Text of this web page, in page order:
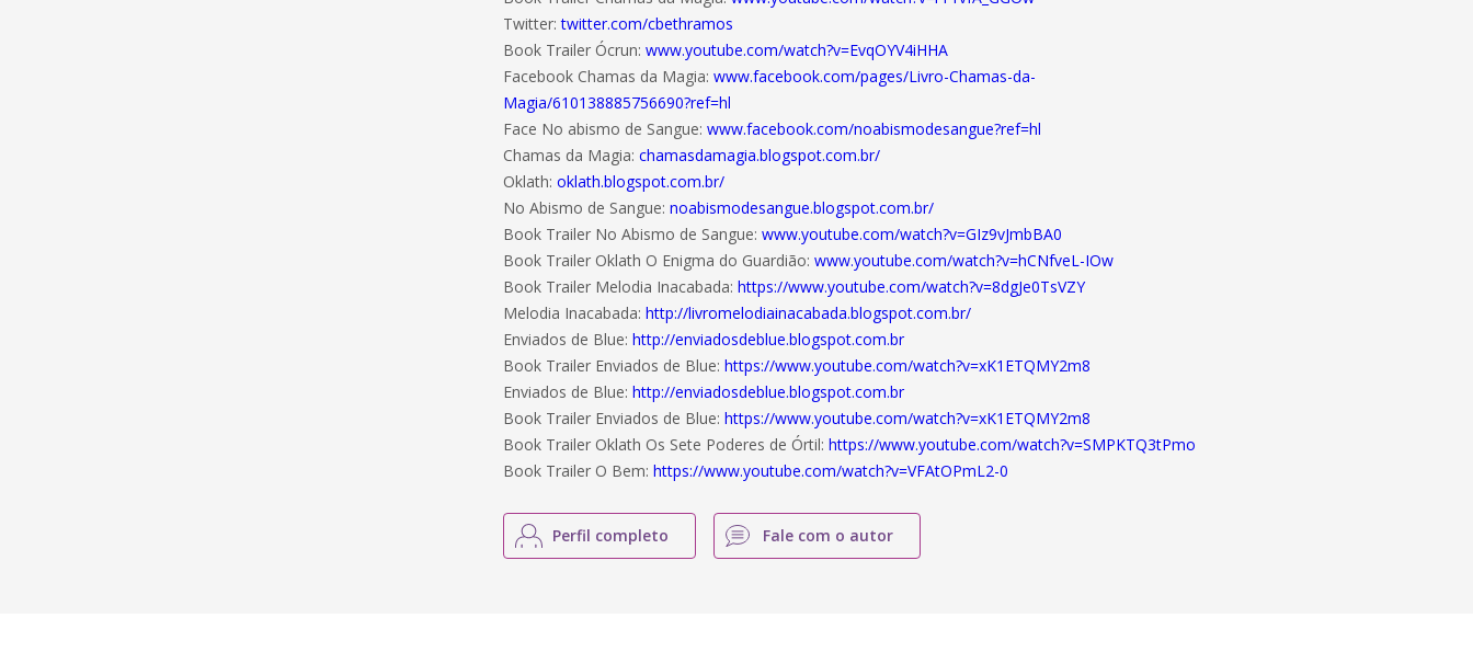
Twitter:twitter.com/cbethramos
Book Trailer Ócrun:www.youtube.com/watch?v=EvqOYV4iHHA
Facebook Chamas da Magia:www.facebook.com/pages/Livro-Chamas-da-
Magia/610138885756690?ref=hl
Face No abismo de Sangue:www.facebook.com/noabismodesangue?ref=hl
Chamas da Magia:chamasdamagia.blogspot.com.br/
Oklath:oklath.blogspot.com.br/
No Abismo de Sangue:noabismodesangue.blogspot.com.br/
Book Trailer No Abismo de Sangue:www.youtube.com/watch?v=GIz9vJmbBA0
Book Trailer Oklath O Enigma do Guardião:www.youtube.com/watch?v=hCNfveL-IOw
Book Trailer Melodia Inacabada:https://www.youtube.com/watch?v=8dgJe0TsVZY
Melodia Inacabada:http://livromelodiainacabada.blogspot.com.br/
Enviados de Blue:http://enviadosdeblue.blogspot.com.br
Book Trailer Enviados de Blue:https://www.youtube.com/watch?v=xK1ETQMY2m8
Enviados de Blue:http://enviadosdeblue.blogspot.com.br
Book Trailer Enviados de Blue:https://www.youtube.com/watch?v=xK1ETQMY2m8
Book Trailer Oklath Os Sete Poderes de Órtil:https://www.youtube.com/watch?v=SMPKTQ3tPmo
Book Trailer O Bem:https://www.youtube.com/watch?v=VFAtOPmL2-0
Perfil completo Fale com o autor